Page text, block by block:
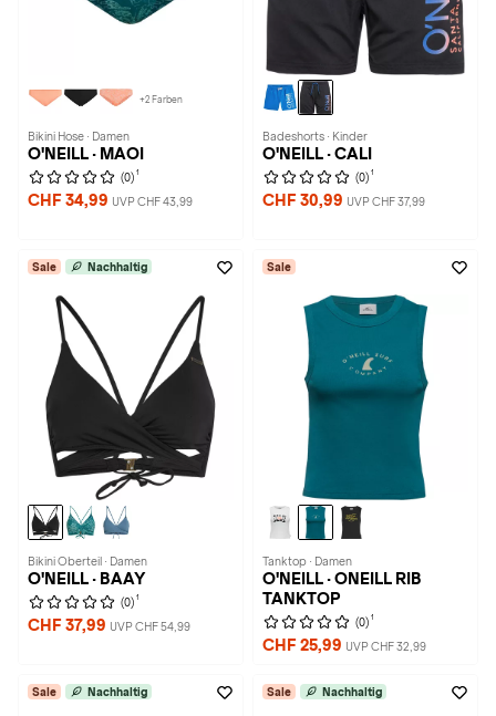
+2 Farben
Bikini Hose · Damen
O'NEILL · MAOI
(0) 1
CHF 34,99 UVP CHF 43,99
Badeshorts · Kinder
O'NEILL · CALI
(0) 1
CHF 30,99 UVP CHF 37,99
Sale Nachhaltig
Bikini Oberteil · Damen
O'NEILL · BAAY
(0) 1
CHF 37,99 UVP CHF 54,99
Sale
Tanktop · Damen
O'NEILL · ONEILL RIB
TANKTOP
(0) 1
CHF 25,99 UVP CHF 32,99
Sale Nachhaltig Sale Nachhaltig